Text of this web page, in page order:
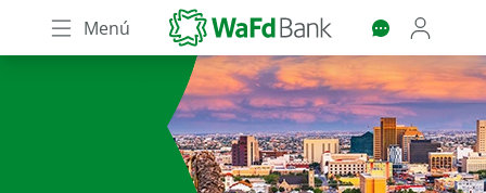
Skip
to
main
content
Menú